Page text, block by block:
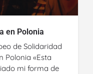
en Polonia
de Solidaridad
Polonia «Esta
mi forma de